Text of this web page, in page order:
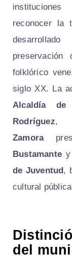
reconocer la
folklórico
siglo XX. La
Alcaldía de
Rodríguez,
Zamora
Bustamante
de Juventud,
cultural
del